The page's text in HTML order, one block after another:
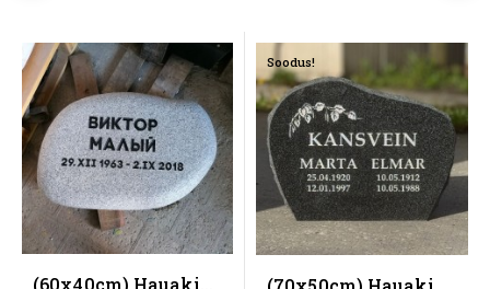
(60x40cm) Hauakivi
Soodus!